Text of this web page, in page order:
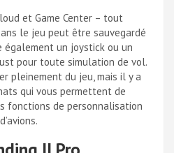
et Game Center – tout
le jeu peut être sauvegardé
un joystick ou un
pour toute simulation de vol.
pleinement du jeu, mais il y a
qui vous permettent de
fonctions de personnalisation